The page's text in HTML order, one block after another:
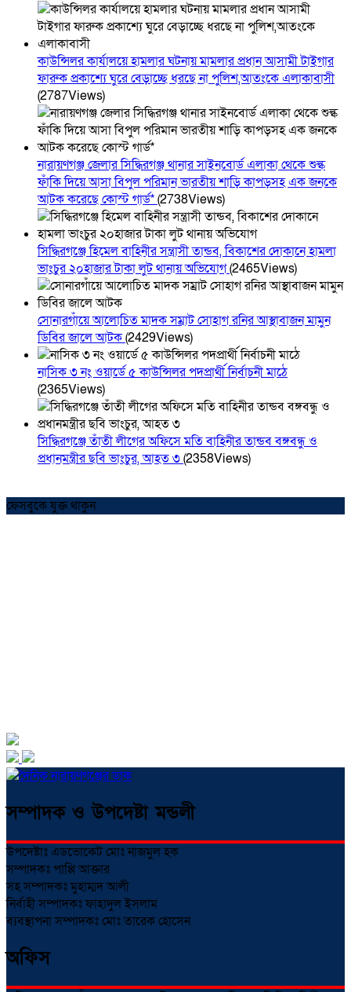
কাউন্সিলর কার্যালয়ে হামলার ঘটনায় মামলার প্রধান আসামী টাইগার
ফারুক প্রকাশ্যে ঘুরে বেড়াচ্ছে ধরছে না পুলিশ,আতংকে এলাকাবাসী
(2787Views)
নারায়ণগঞ্জ জেলার সিদ্ধিরগঞ্জ থানার সাইনবোর্ড এলাকা থেকে শুল্ক
ফাঁকি দিয়ে আসা বিপুল পরিমান ভারতীয় শাড়ি কাপড়সহ এক জনকে
আটক করেছে কোস্ট গার্ড*(2738Views)
সিদ্ধিরগঞ্জে হিমেল বাহিনীর সন্ত্রাসী তান্ডব, বিকাশের দোকানে হামলা
ভাংচুর ২০হাজার টাকা লুট থানায় অভিযোগ(2465Views)
সোনারগাঁয়ে আলোচিত মাদক সম্রাট সোহাগ রনির আস্থাবাজন মামুন
ডিবির জালে আটক(2429Views)
নাসিক ৩ নং ওয়ার্ডে ৫ কাউন্সিলর পদপ্রার্থী নির্বাচনী মাঠে
(2365Views)
সিদ্ধিরগঞ্জে তাঁতী লীগের অফিসে মতি বাহিনীর তান্ডব বঙ্গবন্ধু ও
প্রধানমন্ত্রীর ছবি ভাংচুর, আহত ৩(2358Views)
ফেসবুকে যুক্ত থাকুন
সম্পাদক ও উপদেষ্টা মন্ডলী
উপদেষ্টাঃ এডভোকেট মোঃ নাজমুল হক
সম্পাদকঃ পাপ্পি আক্তার
সহ সম্পাদকঃ মুহাম্মদ আলী
নির্বাহী সম্পাদকঃ ফাহাদুল ইসলাম
ব্যবস্থাপনা সম্পাদকঃ মোঃ তারেক হোসেন
অফিস